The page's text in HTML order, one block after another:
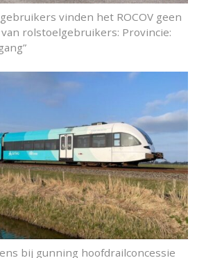
vinden het ROCOV geen
rolstoelgebruikers: Provincie:
bij gunning hoofdrailconcessie